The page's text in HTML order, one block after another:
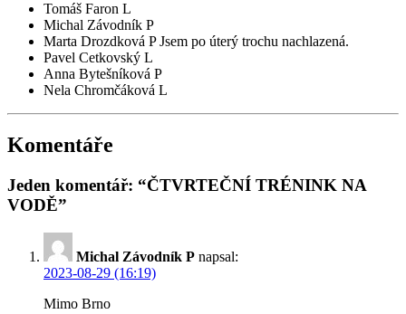
Tomáš Faron L
Michal Závodník P
Marta Drozdková PJsem po úterý trochu nachlazená.
Pavel Cetkovský L
Anna Bytešníková P
Nela Chromčáková L
Komentáře
Jeden komentář: “ČTVRTEČNÍ TRÉNINK NA
VODĚ”
Michal Závodník P napsal:
2023-08-29 (16:19)
Mimo Brno